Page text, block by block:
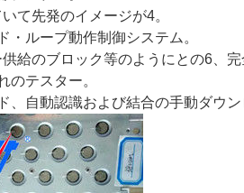
て先発のイメージが4。
・ループ動作制御システム。
給のブロック等のようにとの6、
のテスター。
、自動認識および結合の手動ダウン